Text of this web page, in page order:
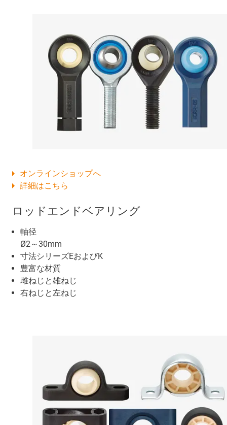
オンラインショップへ
詳細はこちら
ロッドエンドベアリング
軸径
Ø2～30mm
寸法シリーズEおよびK
豊富な材質
雌ねじと雄ねじ
右ねじと左ねじ